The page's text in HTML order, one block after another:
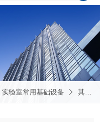
实验室常用基础设备 其他实验室常用仪器设备